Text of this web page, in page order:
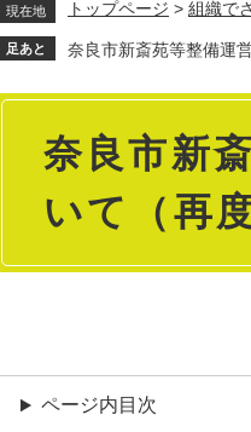
現在地 トップページ > 組織で
足あと 奈良市新斎苑等整備運
本
奈良市新
いて（再
ページ内目次